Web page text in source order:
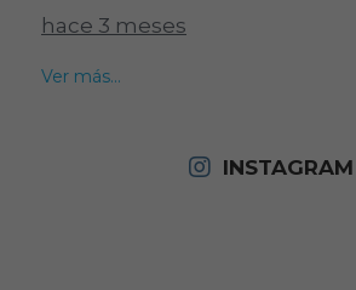
hace 3 meses
Ver más...
INSTAGRAM